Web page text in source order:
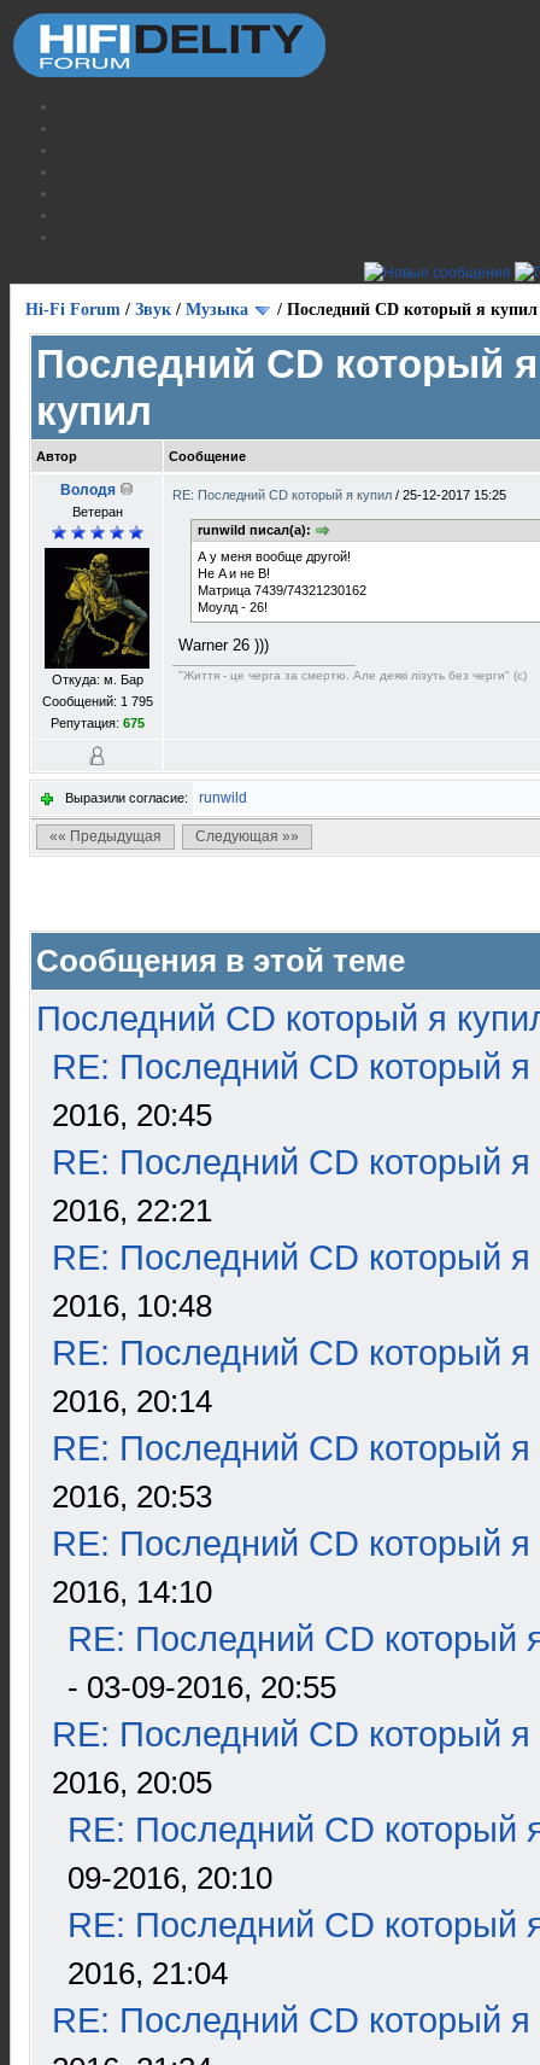
Hi-Fi Forum / Звук / Музыка / Последний CD который я купил
Последний CD который я
купил
Автор Сообщение
Володя
Ветеран
Откуда: м. Бар
Сообщений: 1 795
Репутация: 675
RE: Последний CD который я купил / 25-12-2017 15:25
runwild писал(а):
А у меня вообще другой!
Не A и не B!
Матрица 7439/74321230162
Моулд - 26!
Warner 26 )))
"Життя - це черга за смертю. Але деякі лізуть без черги" (с)
Выразили согласие: runwild
«« Предыдущая Следующая »»
Сообщения в этой теме
Последний CD который я
RE: Последний CD который я
2016, 20:45
RE: Последний CD который я
2016, 22:21
RE: Последний CD который я
2016, 10:48
RE: Последний CD который я
2016, 20:14
RE: Последний CD который я
2016, 20:53
RE: Последний CD который я
2016, 14:10
RE: Последний CD который
- 03-09-2016, 20:55
RE: Последний CD который я
2016, 20:05
RE: Последний CD который
09-2016, 20:10
RE: Последний CD который
2016, 21:04
RE: Последний CD который я